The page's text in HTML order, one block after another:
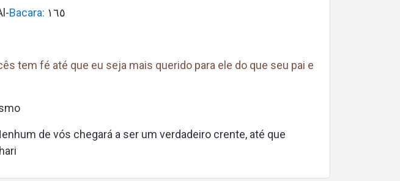
Bacara: ١٦٥
tem fé até que eu seja mais querido para ele do que seu pai e
de vós chegará a ser um verdadeiro crente, até que